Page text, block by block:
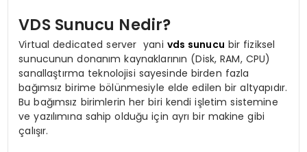
VDS Sunucu Nedir?
Virtual dedicated server yani vds sunucu bir fiziksel
sunucunun donanım kaynaklarının (Disk, RAM, CPU)
sanallaştırma teknolojisi sayesinde birden fazla
bağımsız birime bölünmesiyle elde edilen bir altyapıdır.
Bu bağımsız birimlerin her biri kendi işletim sistemine
ve yazılımına sahip olduğu için ayrı bir makine gibi
çalışır.